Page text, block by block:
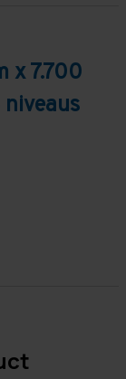
x 7.700